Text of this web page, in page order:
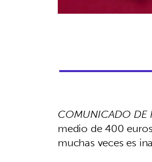
COMUNICADO DE
medio de 400
muchas veces es